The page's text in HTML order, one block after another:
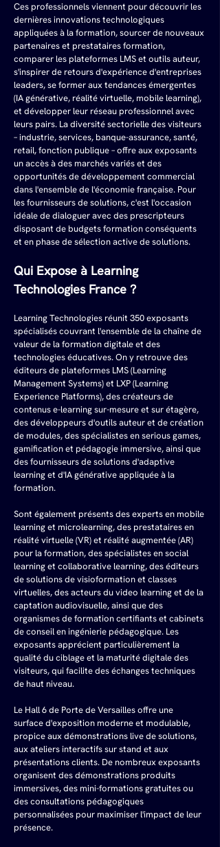
Ces professionnels viennent pour découvrir les
dernières innovations technologiques
appliquées à la formation, sourcer de nouveaux
partenaires et prestataires formation,
comparer les plateformes LMS et outils auteur,
s'inspirer de retours d'expérience d'entreprises
leaders, se former aux tendances émergentes
(IA générative, réalité virtuelle, mobile learning),
et développer leur réseau professionnel avec
leurs pairs. La diversité sectorielle des visiteurs
– industrie, services, banque-assurance, santé,
retail, fonction publique – offre aux exposants
un accès à des marchés variés et des
opportunités de développement commercial
dans l'ensemble de l'économie française. Pour
les fournisseurs de solutions, c'est l'occasion
idéale de dialoguer avec des prescripteurs
disposant de budgets formation conséquents
et en phase de sélection active de solutions.
Qui Expose à Learning
Technologies France ?
Learning Technologies réunit 350 exposants
spécialisés couvrant l'ensemble de la chaîne de
valeur de la formation digitale et des
technologies éducatives. On y retrouve des
éditeurs de plateformes LMS (Learning
Management Systems) et LXP (Learning
Experience Platforms), des créateurs de
contenus e-learning sur-mesure et sur étagère,
des développeurs d'outils auteur et de création
de modules, des spécialistes en serious games,
gamification et pédagogie immersive, ainsi que
des fournisseurs de solutions d'adaptive
learning et d'IA générative appliquée à la
formation.
Sont également présents des experts en mobile
learning et microlearning, des prestataires en
réalité virtuelle (VR) et réalité augmentée (AR)
pour la formation, des spécialistes en social
learning et collaborative learning, des éditeurs
de solutions de visioformation et classes
virtuelles, des acteurs du video learning et de la
captation audiovisuelle, ainsi que des
organismes de formation certifiants et cabinets
de conseil en ingénierie pédagogique. Les
exposants apprécient particulièrement la
qualité du ciblage et la maturité digitale des
visiteurs, qui facilite des échanges techniques
de haut niveau.
Le Hall 6 de Porte de Versailles offre une
surface d'exposition moderne et modulable,
propice aux démonstrations live de solutions,
aux ateliers interactifs sur stand et aux
présentations clients. De nombreux exposants
organisent des démonstrations produits
immersives, des mini-formations gratuites ou
des consultations pédagogiques
personnalisées pour maximiser l'impact de leur
présence.